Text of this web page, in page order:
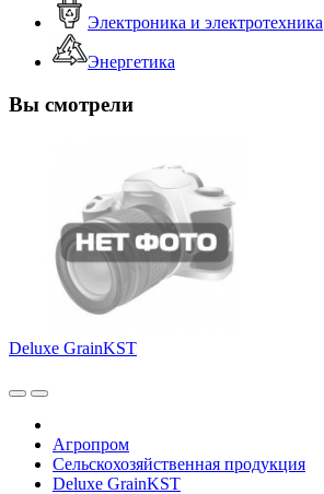
Электроника и электротехника
Энергетика
Вы смотрели
Deluxe GrainKST
Агропром
Сельскохозяйственная продукция
Deluxe GrainKST